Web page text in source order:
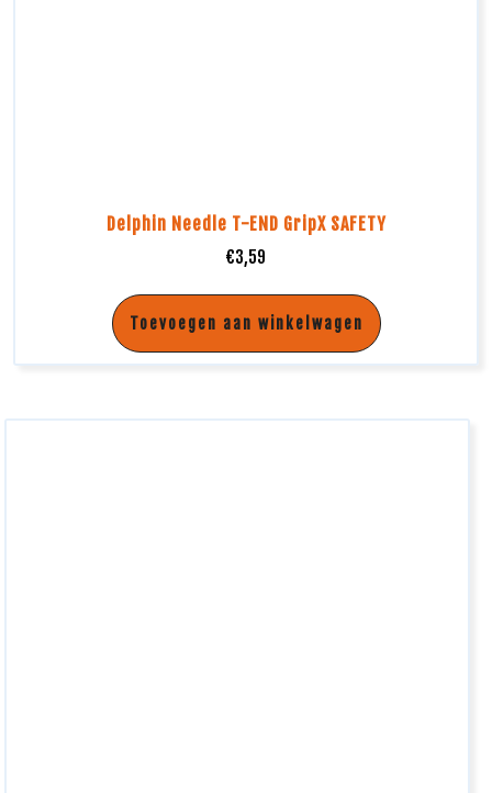
Delphin Needle T-END GripX SAFETY
€3,59
Toevoegen aan winkelwagen